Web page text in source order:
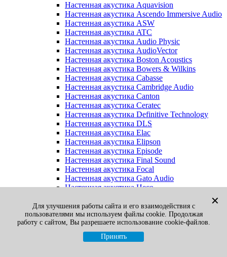
Настенная акустика Aquavision
Настенная акустика Ascendo Immersive Audio
Настенная акустика ASW
Настенная акустика ATC
Настенная акустика Audio Physic
Настенная акустика AudioVector
Настенная акустика Boston Acoustics
Настенная акустика Bowers & Wilkins
Настенная акустика Cabasse
Настенная акустика Cambridge Audio
Настенная акустика Canton
Настенная акустика Ceratec
Настенная акустика Definitive Technology
Настенная акустика DLS
Настенная акустика Elac
Настенная акустика Elipson
Настенная акустика Episode
Настенная акустика Final Sound
Настенная акустика Focal
Настенная акустика Gato Audio
Настенная акустика Heco
Настенная акустика KEF
Настенная акустика Klipsch
Настенная акустика Legacy
Настенная акустика M&K Sound
Настенная акустика Martin Logan
✕
Для улучшения работы сайта и его взаимодействия с
пользователями мы используем файлы cookie. Продолжая
работу с сайтом, Вы разрешаете использование cookie-файлов.
Принять